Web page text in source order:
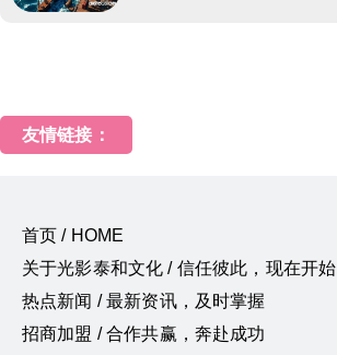
友情链接：
首页 / HOME
关于光影泰和文化 / 信任彼此，现在开始
热点新闻 / 最新资讯，及时掌握
招商加盟 / 合作共赢，奔赴成功